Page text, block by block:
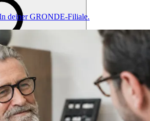
deiner GRONDE-Filiale.